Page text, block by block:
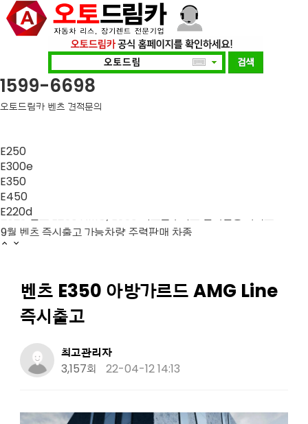
1599-6698
오토드림카 벤츠 견적문의
E250
E300e
E350
E450
E220d
7월 벤츠 즉시출고 가능차량 주력판매 차종
벤츠 2월 즉시출고 주력 차종 안내
2023 벤츠 E250 AMG, E350 익스클루시브 연식변경 가격표
9월 벤츠 즉시출고 가능차량 주력판매 차종
8월 벤츠 즉시출고 가능차량 주력판매 차종
2023 벤츠 E250 AMG, E350 익스클루시브 연식변경 가격표
9월 벤츠 즉시출고 가능차량 주력판매 차종
8월 벤츠 즉시출고 가능차량 주력판매 차종
7월 벤츠 즉시출고 가능차량 주력판매 차종
벤츠 E350 아방가르드 AMG Line
즉시출고
최고관리자
3,157회
22-04-12 14:13